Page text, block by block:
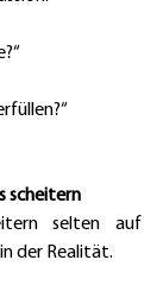
scheitern
selten auf
der Realität.